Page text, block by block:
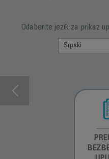
Odaberite jezik za prikaz